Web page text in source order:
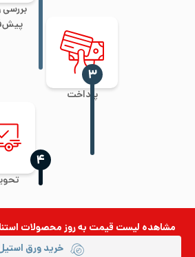
پرداخت
‍۳
‍۴
مشاهده لیست قیمت به روزمحصولات
خرید ورق